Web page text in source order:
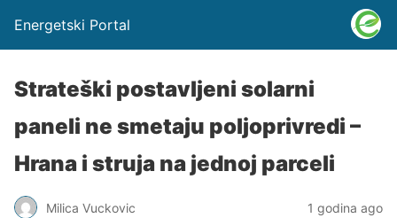
Energetski Portal
Strateški postavljeni solarni
paneli ne smetaju poljoprivredi –
Hrana i struja na jednoj parceli
Milica Vuckovic 1 godina ago